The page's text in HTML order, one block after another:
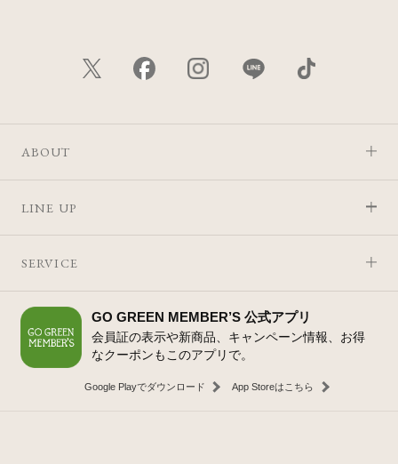
ABOUT
LINE UP
SERVICE
GO GREEN MEMBER’S 公式アプリ
会員証の表示や新商品、キャンペーン情報、お得
なクーポンもこのアプリで。
Google Playでダウンロード App Storeはこちら